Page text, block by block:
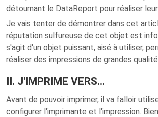
détournant le DataReport pour réaliser
Je vais tenter de démontrer dans cet
réputation sulfureuse de cet objet est
s'agit d'un objet puissant, aisé à utiliser,
réaliser des impressions de grandes
II. J'IMPRIME VERS…
Avant de pouvoir imprimer, il va falloir
configurer l'imprimante et l'impression.